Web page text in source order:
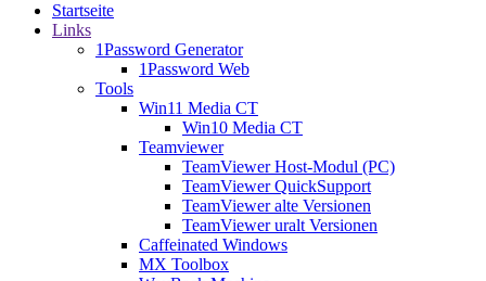
Startseite
Links
1Password Generator
1Password Web
Tools
Win11 Media CT
Win10 Media CT
Teamviewer
TeamViewer Host-Modul (PC)
TeamViewer QuickSupport
TeamViewer alte Versionen
TeamViewer uralt Versionen
Caffeinated Windows
MX Toolbox